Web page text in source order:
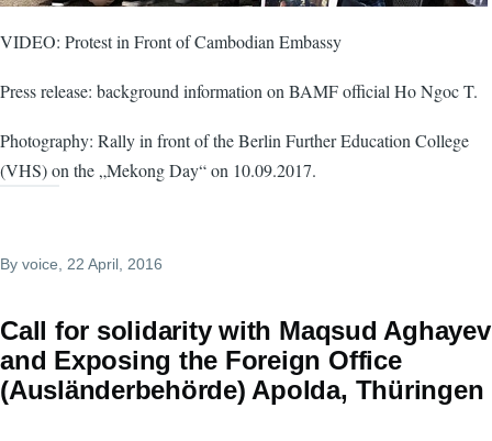
VIDEO: Protest in Front of Cambodian Embassy
Press release: background information on BAMF official Ho Ngoc T.
Photography: Rally in front of the Berlin Further Education College
(VHS) on the „Mekong Day“ on 10.09.2017.
By voice , 22 April, 2016
Call for solidarity with Maqsud Aghayev
and Exposing the Foreign Office
(Ausländerbehörde) Apolda, Thüringen